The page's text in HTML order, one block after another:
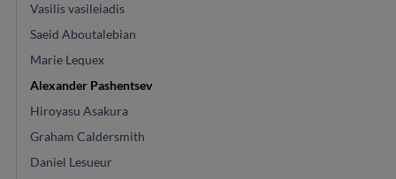
Vasilis vasileiadis
Saeid Aboutalebian
Marie Lequex
Alexander Pashentsev
Hiroyasu Asakura
Graham Caldersmith
Daniel Lesueur